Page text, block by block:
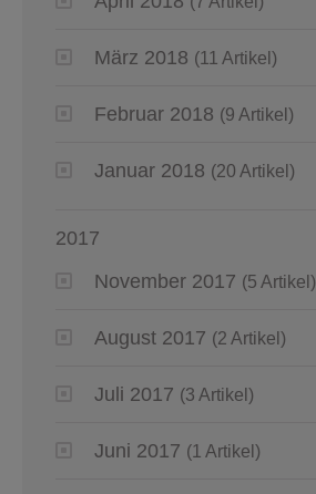
März 2018 (11 Artikel)
Februar 2018 (9 Artikel)
Januar 2018 (20 Artikel)
2017
November 2017 (5 Artikel)
August 2017 (2 Artikel)
Juli 2017 (3 Artikel)
Juni 2017 (1 Artikel)